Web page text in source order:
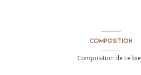
COMPOSITION
Composition de ce